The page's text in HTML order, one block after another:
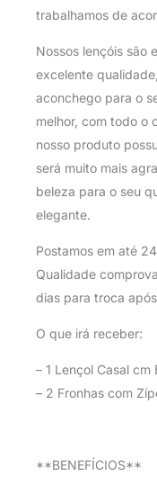
trabalhamos de
Nossos lençóis são
excelente
aconchego para o
melhor, com todo o
nosso produto
será muito mais
beleza para o seu
elegante.
Postamos em até
Qualidade
dias para troca
O que irá receber:
– 1 Lençol Casal
– 2 Fronhas com
**BENEFÍCIOS**